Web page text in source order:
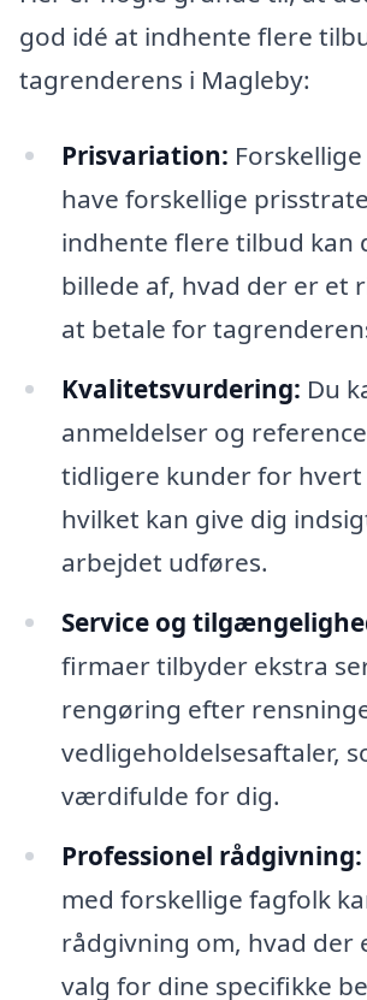
god idé at indhente flere
tagrenderens i Magleby:
Prisvariation:
have forskellige
indhente flere tilbud kan
billede af, hvad der er et
at betale for
Kvalitetsvurdering: Du
anmeldelser og
tidligere kunder for
hvilket kan give dig
arbejdet udføres.
Service og
firmaer tilbyder ekstra
rengøring efter
vedligeholdelsesaftaler,
værdifulde for dig.
Professionel rådgivning:
med forskellige fagfolk
rådgivning om, hvad der
valg for dine specifikke